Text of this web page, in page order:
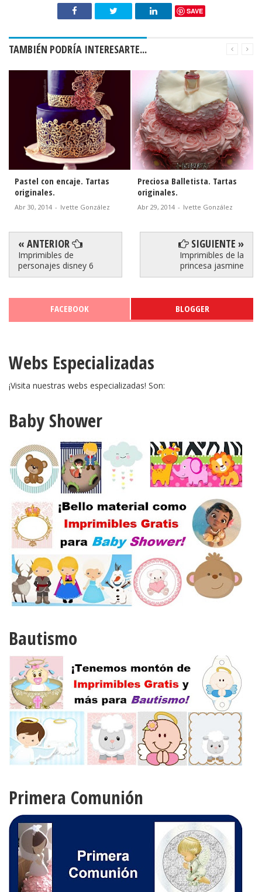
SAVE
TAMBIÉN PODRÍA INTERESARTE...
Pastel con encaje. Tartas
originales.
Abr 30, 2014 - Ivette González
Preciosa Balletista. Tartas
originales.
Abr 29, 2014 - Ivette González
« ANTERIOR
Imprimibles de
personajes disney 6
SIGUIENTE »
Imprimibles de la
princesa jasmine
FACEBOOK BLOGGER
Webs Especializadas
¡Visita nuestras webs especializadas! Son:
Baby Shower
Bautismo
Primera Comunión